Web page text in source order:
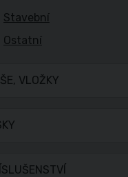
Stavební
Ostatní
VLOŽKY